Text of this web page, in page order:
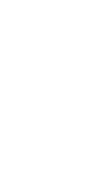
Pause
Entspanntes Tauchen
Nicht nur wir genossen